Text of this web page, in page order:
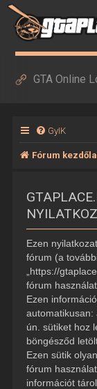
GTA Online
GyIK
Fórum
Ezen
fórum (a
„https://
fórum
Ezen
automatikusan:
ún. sütiket hoz
böngésződ
Ezen sütik
fórum
információt